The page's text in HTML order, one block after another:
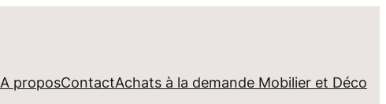
A proposContactAchats à la demande Mobilier et Déco